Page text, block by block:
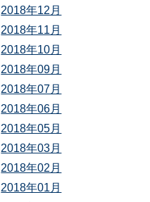
2018年12月
2018年11月
2018年10月
2018年09月
2018年07月
2018年06月
2018年05月
2018年03月
2018年02月
2018年01月